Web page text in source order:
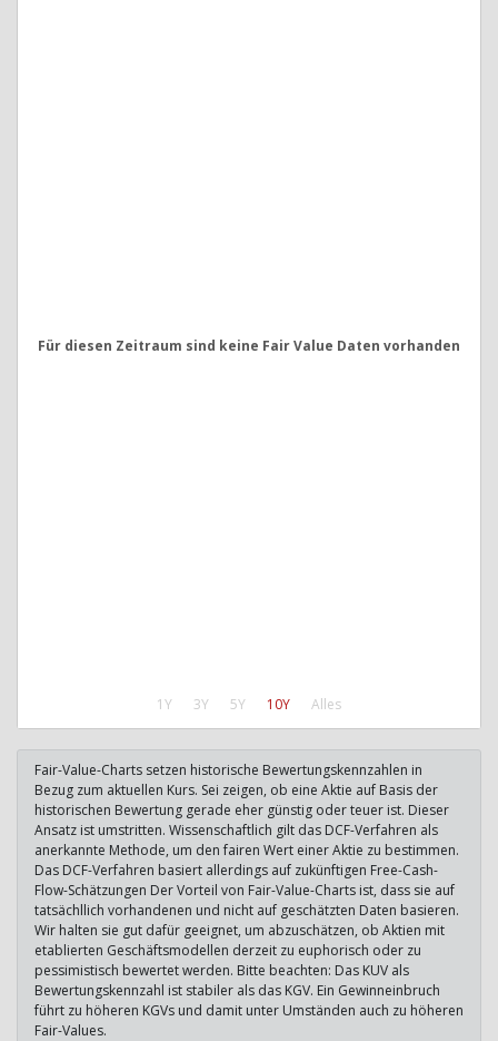
1Y 3Y 5Y 10Y Alles
Für diesen Zeitraum sind keine Fair Value Daten vorhanden
Fair-Value-Charts setzen historische Bewertungskennzahlen in
Bezug zum aktuellen Kurs. Sei zeigen, ob eine Aktie auf Basis der
historischen Bewertung gerade eher günstig oder teuer ist. Dieser
Ansatz ist umstritten. Wissenschaftlich gilt das DCF-Verfahren als
anerkannte Methode, um den fairen Wert einer Aktie zu bestimmen.
Das DCF-Verfahren basiert allerdings auf zukünftigen Free-Cash-
Flow-Schätzungen Der Vorteil von Fair-Value-Charts ist, dass sie auf
tatsächllich vorhandenen und nicht auf geschätzten Daten basieren.
Wir halten sie gut dafür geeignet, um abzuschätzen, ob Aktien mit
etablierten Geschäftsmodellen derzeit zu euphorisch oder zu
pessimistisch bewertet werden. Bitte beachten: Das KUV als
Bewertungskennzahl ist stabiler als das KGV. Ein Gewinneinbruch
führt zu höheren KGVs und damit unter Umständen auch zu höheren
Fair-Values.